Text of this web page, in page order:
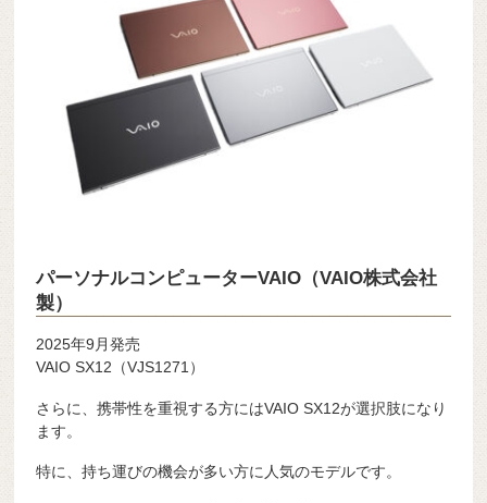
パーソナルコンピューターVAIO（VAIO株式会社
製）
2025年9月発売
VAIO SX12（VJS1271）
さらに、携帯性を重視する方にはVAIO SX12が選択肢になり
ます。
特に、持ち運びの機会が多い方に人気のモデルです。